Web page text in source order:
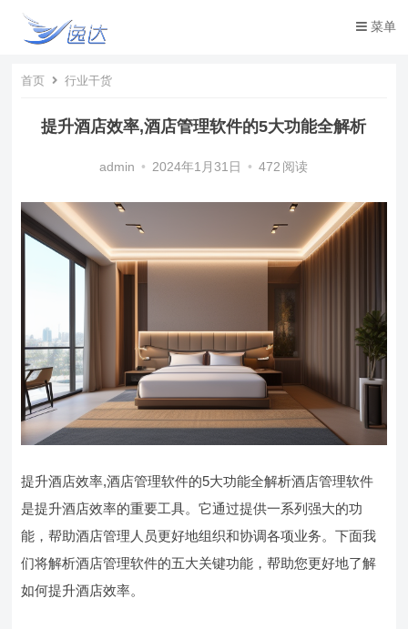
菜单
首页 行业干货
提升酒店效率,酒店管理软件的5大功能全解析
admin • 2024年1月31日 • 472 阅读
提升酒店效率,酒店管理软件的5大功能全解析酒店管理软件
是提升酒店效率的重要工具。它通过提供一系列强大的功
能，帮助酒店管理人员更好地组织和协调各项业务。下面我
们将解析酒店管理软件的五大关键功能，帮助您更好地了解
如何提升酒店效率。